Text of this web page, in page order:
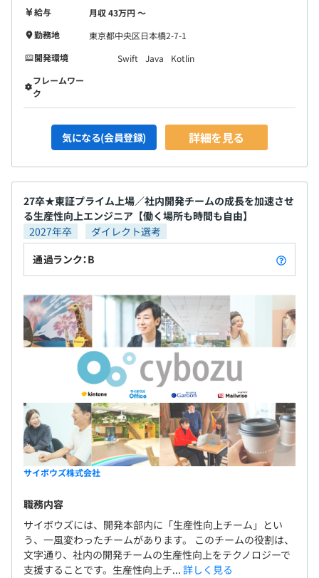
給与
月収 43万円 〜
勤務地
東京都中央区日本橋2-7-1
開発環境
Swift Java
Kotlin
フレームワー
ク
気になる(会員登録) 詳細を見る
27卒★東証プライム上場／社内開発チームの成長を加速させ
る生産性向上エンジニア【働く場所も時間も自由】
2027年卒
ダイレクト選考
通過ランク：B
サイボウズ株式会社
職務内容
サイボウズには、開発本部内に「生産性向上チーム」とい
う、一風変わったチームがあります。 このチームの役割は、
文字通り、社内の開発チームの生産性向上をテクノロジーで
支援することです。生産性向上チ... 詳しく見る